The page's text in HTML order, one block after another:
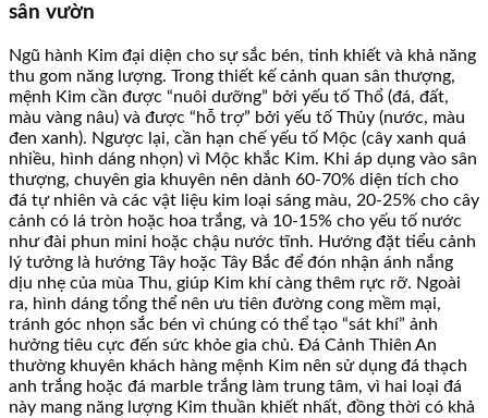
sân vườn
Ngũ hành Kim đại diện cho sự sắc bén, tinh khiết và khả năng
thu gom năng lượng. Trong thiết kế cảnh quan sân thượng,
mệnh Kim cần được “nuôi dưỡng” bởi yếu tố Thổ (đá, đất,
màu vàng nâu) và được “hỗ trợ” bởi yếu tố Thủy (nước, màu
đen xanh). Ngược lại, cần hạn chế yếu tố Mộc (cây xanh quá
nhiều, hình dáng nhọn) vì Mộc khắc Kim. Khi áp dụng vào sân
thượng, chuyên gia khuyên nên dành 60-70% diện tích cho
đá tự nhiên và các vật liệu kim loại sáng màu, 20-25% cho cây
cảnh có lá tròn hoặc hoa trắng, và 10-15% cho yếu tố nước
như đài phun mini hoặc chậu nước tĩnh. Hướng đặt tiểu cảnh
lý tưởng là hướng Tây hoặc Tây Bắc để đón nhận ánh nắng
dịu nhẹ của mùa Thu, giúp Kim khí càng thêm rực rỡ. Ngoài
ra, hình dáng tổng thể nên ưu tiên đường cong mềm mại,
tránh góc nhọn sắc bén vì chúng có thể tạo “sát khí” ảnh
hưởng tiêu cực đến sức khỏe gia chủ. Đá Cảnh Thiên An
thường khuyên khách hàng mệnh Kim nên sử dụng đá thạch
anh trắng hoặc đá marble trắng làm trung tâm, vì hai loại đá
này mang năng lượng Kim thuần khiết nhất, đồng thời có khả